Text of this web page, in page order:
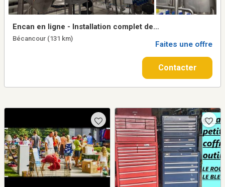
Faites une offre
Contacter
Encan en ligne - Installation complet de
Innovation Virentia Inc. a Becancour,
Quebec. Termine le 16 septembre de 11h00
Bécancour (131 km)